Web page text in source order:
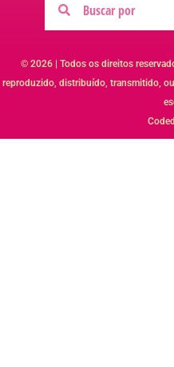
© 2026 | Todos os direitos
reproduzido, distribuído, transmitido,